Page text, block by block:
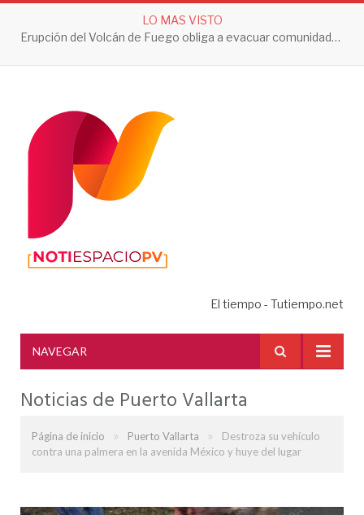
LO MAS VISTO
Erupción del Volcán de Fuego obliga a evacuar comunidades y mantiene en alerta a Guatemala
El tiempo - Tutiempo.net
NAVEGAR
Noticias de Puerto Vallarta
Página de inicio » Puerto Vallarta »
Destroza su vehículo
contra una palmera en la avenida México y huye del lugar